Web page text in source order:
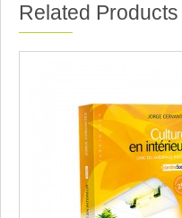
Related Products